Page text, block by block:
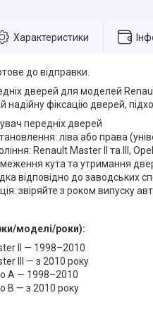
Характеристики
до відправки.
дверей для моделей
надійну фіксацію дверей,
передніх дверей
ліва або права
Renault Master II та III,
кута та утримання
відповідно до заводських
звіряйте з роком випуску
моделі/роки):
II — 1998–2010
III — з 2010 року
A — 1998–2010
B — з 2010 року